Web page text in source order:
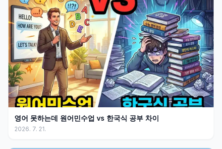
영어 못하는데 원어민수업 vs 한국식 공부 차이
2026. 7. 21.